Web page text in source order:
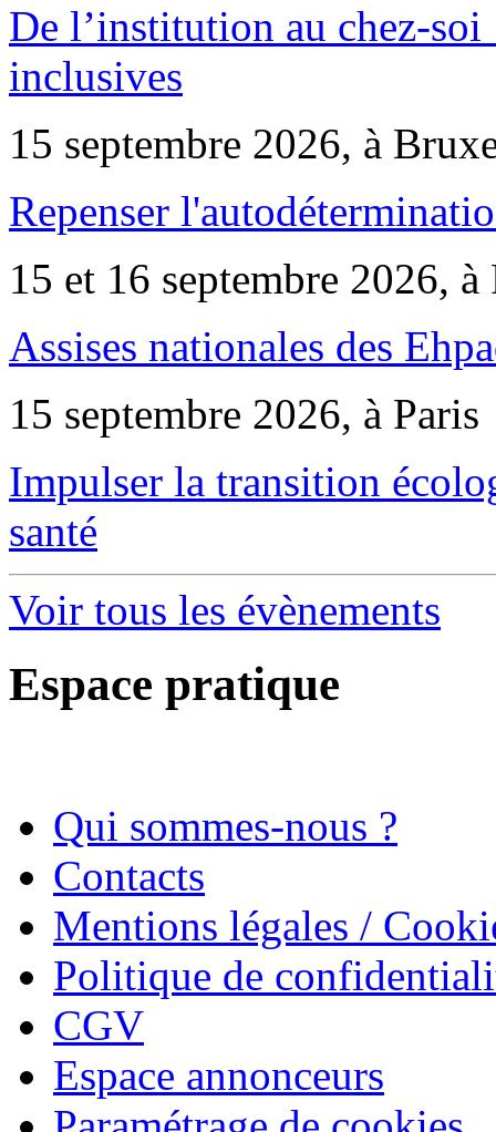
De l’institution au chez-
inclusives
15 septembre 2026, à
Repenser
15 et 16 septembre 2026, à
Assises nationales des
15 septembre 2026, à Paris
Impulser la transition
santé
Voir tous les évènements
Espace pratique
Qui sommes-nous ?
Contacts
Mentions légales /
Politique de
CGV
Espace annonceurs